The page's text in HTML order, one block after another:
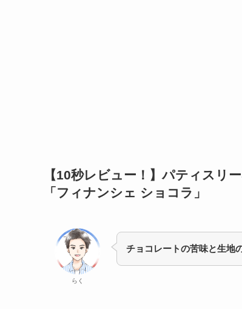
【10秒レビュー！】パティスリ
「フィナンシェ ショコラ」
らく
チョコレートの苦味と生地